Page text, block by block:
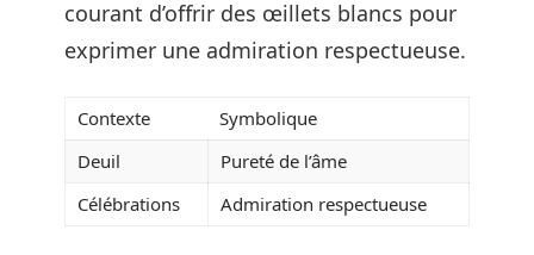
courant d’offrir des œillets blancs pour
exprimer une admiration respectueuse.
Contexte
Symbolique
Deuil
Pureté de l’âme
Célébrations
Admiration respectueuse